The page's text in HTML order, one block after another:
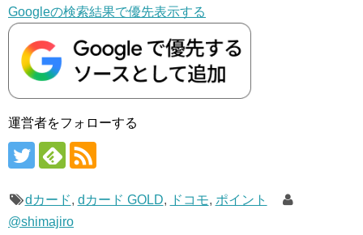
Googleの検索結果で優先表示する
運営者をフォローする
dカード, dカード GOLD, ドコモ, ポイント
@shimajiro